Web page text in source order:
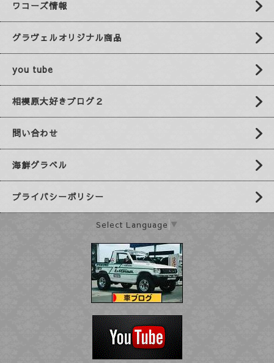
ワコーズ情報
グラヴェルオリジナル商品
you tube
相模原大好きブログ２
問い合わせ
海鮮グラベル
プライバシーポリシー
Select Language ▼